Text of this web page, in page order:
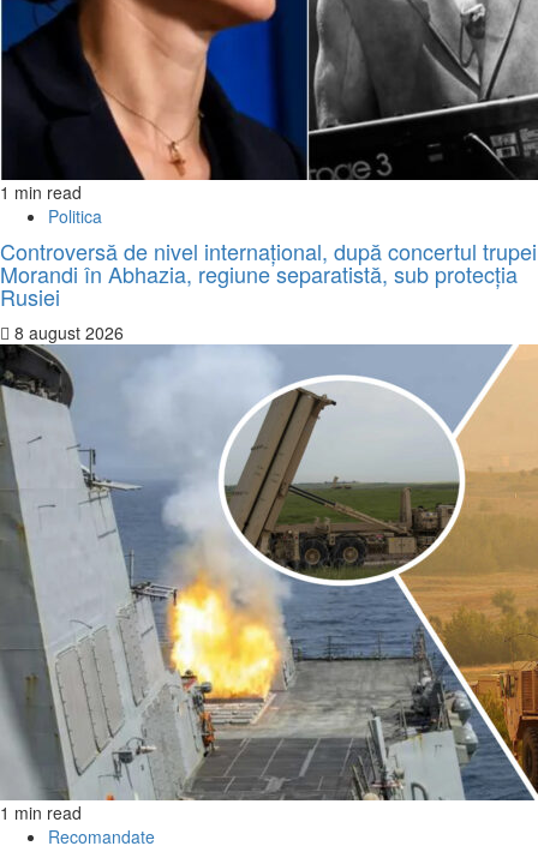
1 min read
Politica
Controversă de nivel internațional, după concertul trupei
Morandi în Abhazia, regiune separatistă, sub protecția
Rusiei
8 august 2026
1 min read
Recomandate